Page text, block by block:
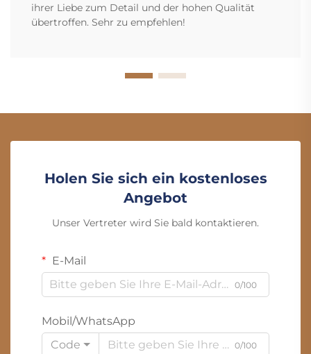
ihrer Liebe zum Detail und der hohen Qualität
übertroffen. Sehr zu empfehlen!
Holen Sie sich ein kostenloses
Angebot
Unser Vertreter wird Sie bald kontaktieren.
E-Mail
0/100
Mobil/WhatsApp
Code
0/100